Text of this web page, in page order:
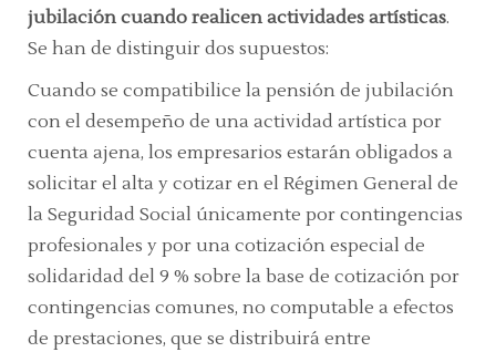
jubilación cuando realicen actividades artísticas.
Se han de distinguir dos supuestos:
Cuando se compatibilice la pensión de jubilación
con el desempeño de una actividad artística por
cuenta ajena, los empresarios estarán obligados a
solicitar el alta y cotizar en el Régimen General de
la Seguridad Social únicamente por contingencias
profesionales y por una cotización especial de
solidaridad del 9 % sobre la base de cotización por
contingencias comunes, no computable a efectos
de prestaciones, que se distribuirá entre